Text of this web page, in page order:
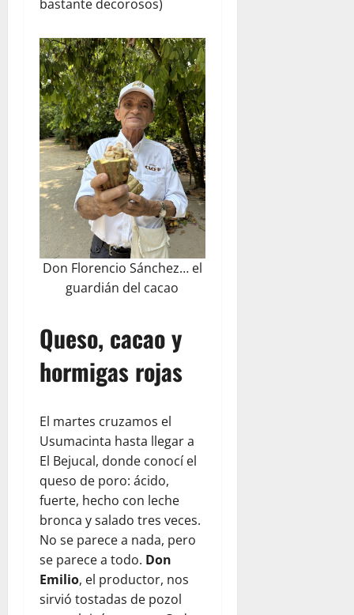
bastante decorosos)
Don Florencio Sánchez… el
guardián del cacao
Queso, cacao y
hormigas rojas
El martes cruzamos el
Usumacinta hasta llegar a
El Bejucal, donde conocí el
queso de poro: ácido,
fuerte, hecho con leche
bronca y salado tres veces.
No se parece a nada, pero
se parece a todo. Don
Emilio, el productor, nos
sirvió tostadas de pozol